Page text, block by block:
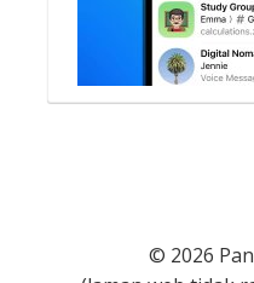
© 2026